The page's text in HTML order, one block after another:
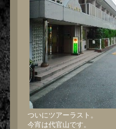
ついにツアーラスト。
今宵は代官山です。